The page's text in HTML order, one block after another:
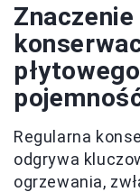
Regularna
odgrywa
ogrzewania,